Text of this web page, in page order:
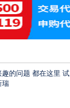
趣的问题 都在这里 试
瑞